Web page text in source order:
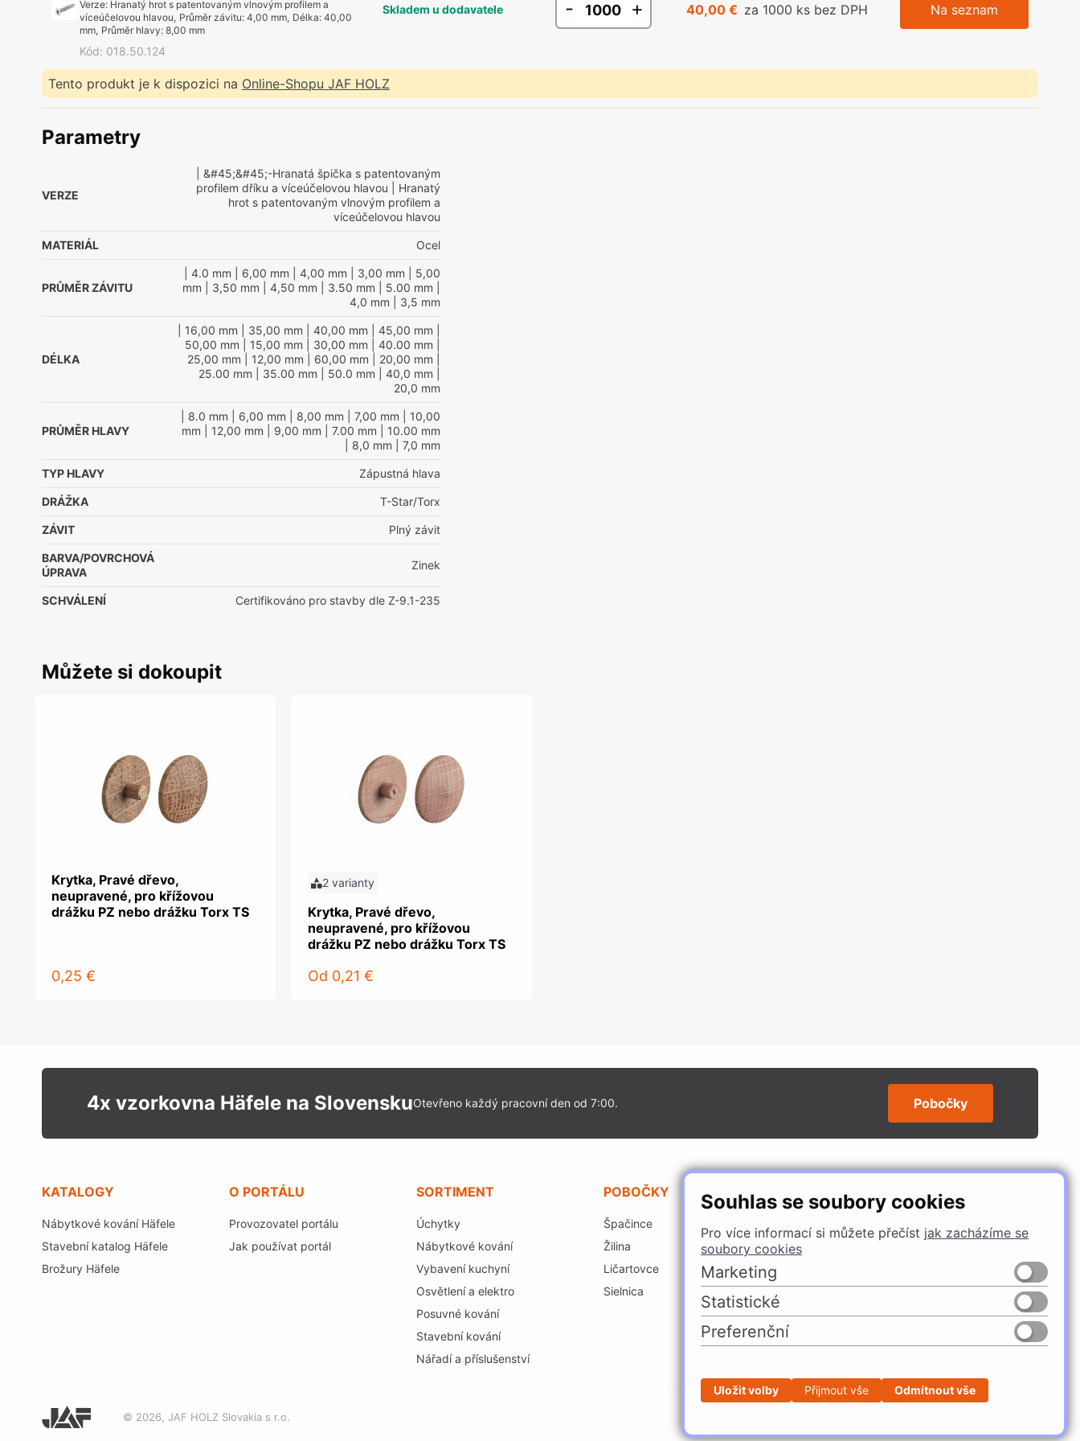
Souhlas se soubory cookies
Pro více informací si můžete přečíst jak zacházíme se
soubory cookies
Marketing
Statistické
Preferenční
Uložit volby Přijmout vše Odmítnout vše
Verze: Hranatý hrot s patentovaným vlnovým profilem a
víceúčelovou hlavou, Průměr závitu:4,00 mm, Délka:40,00
mm, Průměr hlavy:8,00 mm
Kód: 018.50.124
Skladem u dodavatele - + 40,00 € za 1000 ks bez DPH Na seznam
Tento produkt je k dispozici na Online-Shopu JAF HOLZ
Parametry
VERZE
| &#45;&#45;-Hranatá špička s patentovaným
profilem dříku a víceúčelovou hlavou | Hranatý
hrot s patentovaným vlnovým profilem a
víceúčelovou hlavou
MATERIÁL Ocel
PRŮMĚR ZÁVITU
| 4.0 mm | 6,00 mm | 4,00 mm | 3,00 mm | 5,00
mm | 3,50 mm | 4,50 mm | 3.50 mm | 5.00 mm
4,0 mm | 3,5 mm
DÉLKA
| 16,00 mm | 35,00 mm | 40,00 mm | 45,00 mm
50,00 mm | 15,00 mm | 30,00 mm | 40.00 mm
25,00 mm | 12,00 mm | 60,00 mm | 20,00 mm
25.00 mm | 35.00 mm | 50.0 mm | 40,0 mm
20,0 mm
PRŮMĚR HLAVY
| 8.0 mm | 6,00 mm | 8,00 mm | 7,00 mm | 10,00
mm | 12,00 mm | 9,00 mm | 7.00 mm | 10.00 mm
| 8,0 mm | 7,0 mm
TYP HLAVY Zápustná hlava
DRÁŽKA T-Star/Torx
ZÁVIT Plný závit
BARVA/POVRCHOVÁ
ÚPRAVA
Zinek
SCHVÁLENÍ Certifikováno pro stavby dle Z-9.1-235
Můžete si dokoupit
Krytka, Pravé dřevo,
neupravené, pro křížovou
drážku PZ nebo drážku Torx TS
0,25 €
2 varianty
Krytka, Pravé dřevo,
neupravené, pro křížovou
drážku PZ nebo drážku Torx TS
Od 0,21 €
4x vzorkovna Häfele na SlovenskuOtevřeno každý pracovní den od 7:00. Pobočky
KATALOGY
Nábytkové kování Häfele
Stavební katalog Häfele
Brožury Häfele
O PORTÁLU
Provozovatel portálu
Jak používat portál
SORTIMENT
Úchytky
Nábytkové kování
Vybavení kuchyní
Osvětlení a elektro
Posuvné kování
Stavební kování
Nářadí a příslušenství
POBOČKY
Špačince
Žilina
Ličartovce
Sielnica
SLEDUJTE NÁS
Česko Slovensko
© 2026, JAF HOLZ Slovakia s r.o.